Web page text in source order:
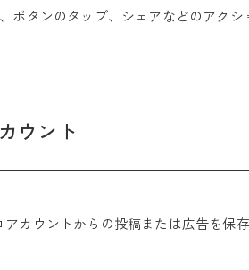
タンのタップ、シェアなどのアクシ
ウント
カウントからの投稿または広告を保